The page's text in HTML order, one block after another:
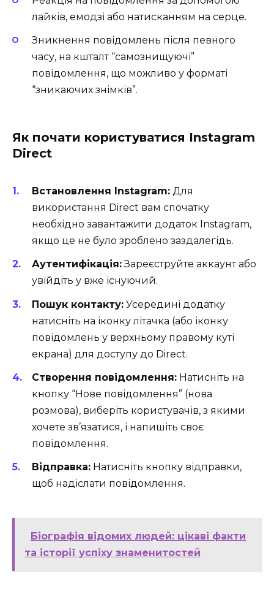
лайків, емодзі або натисканням на серце.
Зникнення повідомлень після певного
часу, на кшталт “самознищуючі”
повідомлення, що можливо у форматі
“зникаючих знімків”.
Як почати користуватися Instagram
Direct
Встановлення Instagram: Для
використання Direct вам спочатку
необхідно завантажити додаток Instagram,
якщо це не було зроблено заздалегідь.
Аутентифікація:Зареєструйте аккаунт або
увійдіть у вже існуючий.
Пошук контакту: Усередині додатку
натисніть на іконку літачка (або іконку
повідомлень у верхньому правому куті
екрана) для доступу до Direct.
Створення повідомлення: Натисніть на
кнопку “Нове повідомлення” (нова
розмова), виберіть користувачів, з якими
хочете зв’язатися, і напишіть своє
повідомлення.
Відправка: Натисніть кнопку відправки,
щоб надіслати повідомлення.
Біографія відомих людей: цікаві факти
та історії успіху знаменитостей